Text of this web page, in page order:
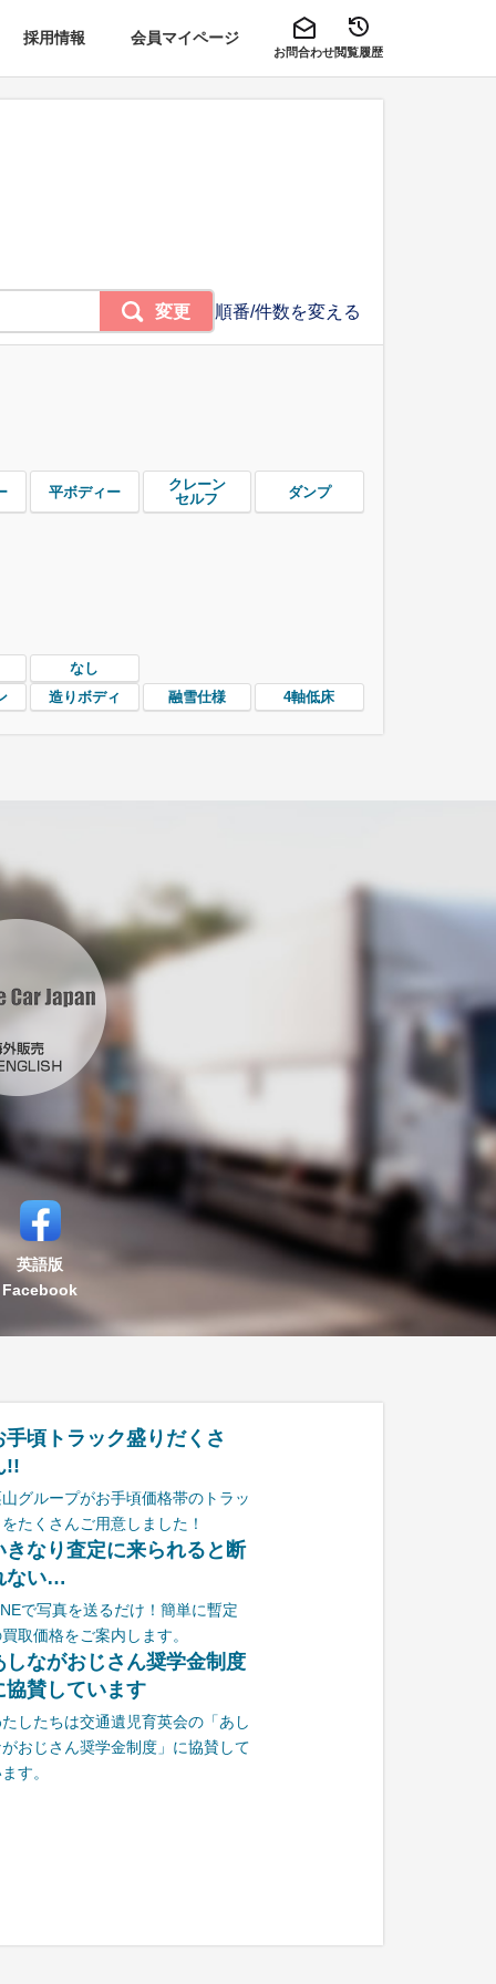
採用情報 会員マイページ
お問合わせ閲覧履歴
順番/件数を変える
変更
平ボディー
クレーン
セルフ
ダンプ
なし
造りボディ 融雪仕様 4軸低床
英語版
Facebook
手頃トラック盛りだくさ
!!
グループがお手頃価格帯のトラッ
たくさんご用意しました！
きなり査定に来られると断
ない…
で写真を送るだけ！簡単に暫定
取価格をご案内します。
しながおじさん奨学金制度
協賛しています
たしたちは交通遺児育英会の「あし
がおじさん奨学金制度」に協賛して
す。